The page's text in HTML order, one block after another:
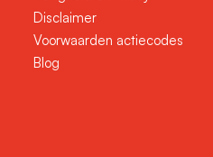
Disclaimer
Voorwaarden actiecodes
Blog